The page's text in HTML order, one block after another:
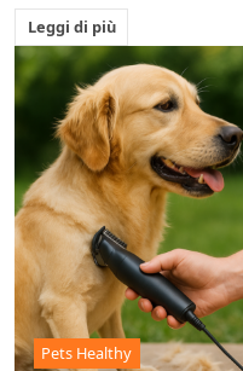
Leggi di più
Pets Healthy